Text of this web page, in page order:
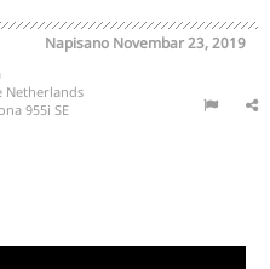
Napisano Novembar 23, 2019
Netherlands
955i SE